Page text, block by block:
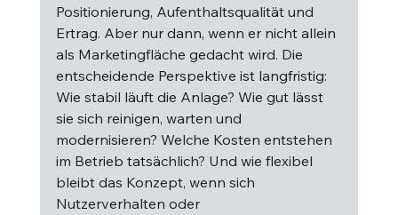
Positionierung, Aufenthaltsqualität und
Ertrag. Aber nur dann, wenn er nicht allein
als Marketingfläche gedacht wird. Die
entscheidende Perspektive ist langfristig:
Wie stabil läuft die Anlage? Wie gut lässt
sie sich reinigen, warten und
modernisieren? Welche Kosten entstehen
im Betrieb tatsächlich? Und wie flexibel
bleibt das Konzept, wenn sich
Nutzerverhalten oder